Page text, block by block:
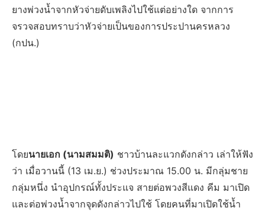
ยางพ่วงน้ำจากหัวจ่ายดับเพลิงไปใช้แต่อย่างใด จากการ
จรวจสอบทราบว่าหัวจ่ายเป็นของการประปานครหลวง
(กปน.)
โดยนายเอก (นามสมมติ) ชาวบ้านละแวกดังกล่าว เล่าให้ฟัง
ว่า เมื่อวานนี้ (13 เม.ย.) ช่วงประมาณ 15.00 น. มีกลุ่มชาย
กลุ่มหนึ่ง นำอุปกรณ์ทั้งประแจ สายต่อพวงสีแดง คีม มาเปิด
และต่อพ่วงน้ำจากจุดดังกล่าวไปใช้ โดยคนที่มาเปิดใช้น้ำ